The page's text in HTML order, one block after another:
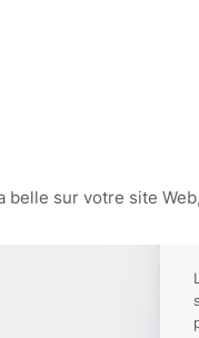
sur votre site